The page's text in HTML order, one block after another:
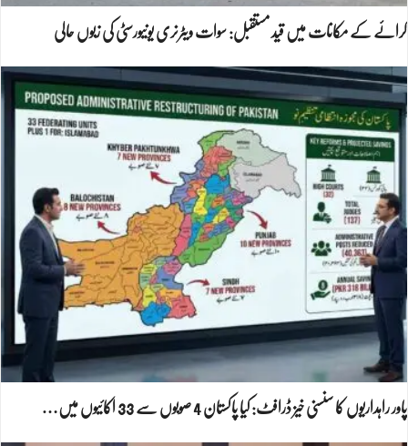
کرائے کے مکانات میں قید مستقبل: سوات ویٹرنری یونیورسٹی کی زبوں حالی
پاور راہداریوں کا سنسنی خیز ڈرافٹ: کیا پاکستان 4 صوبوں سے 33 اکائیوں میں…